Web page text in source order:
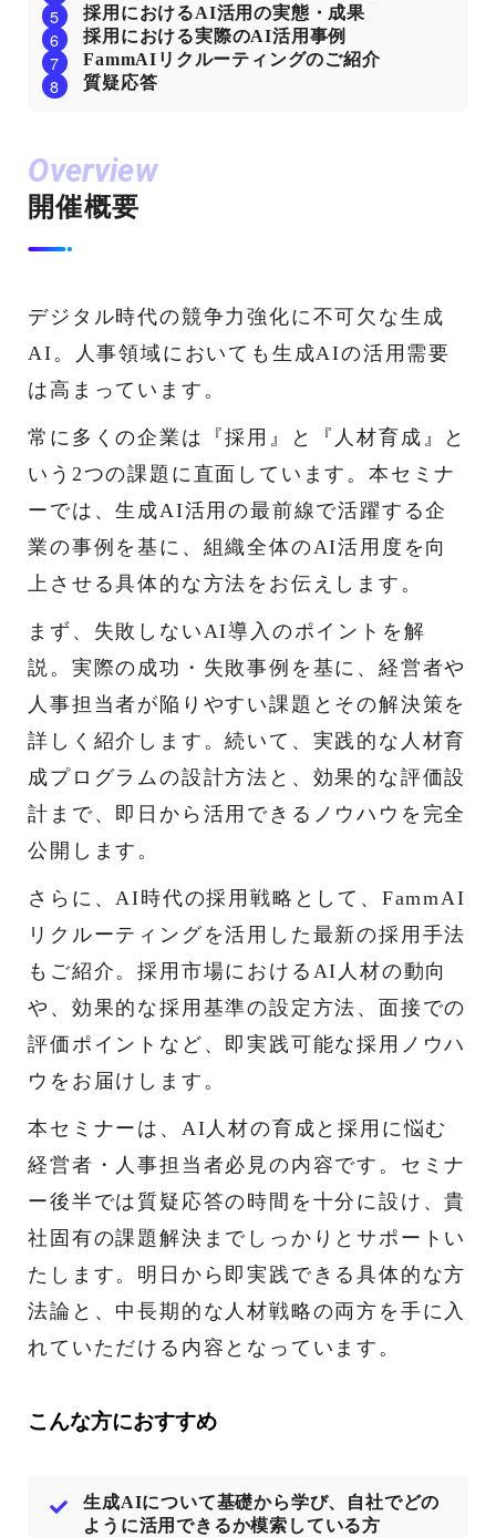
採用におけるAI活用の実態・成果
採用における実際のAI活用事例
FammAIリクルーティングのご紹介
質疑応答
Overview
開催概要
デジタル時代の競争力強化に不可欠な生成
AI。人事領域においても生成AIの活用需要
は高まっています。
常に多くの企業は『採用』と『人材育成』と
いう2つの課題に直面しています。本セミナ
ーでは、生成AI活用の最前線で活躍する企
業の事例を基に、組織全体のAI活用度を向
上させる具体的な方法をお伝えします。
まず、失敗しないAI導入のポイントを解
説。実際の成功・失敗事例を基に、経営者や
人事担当者が陥りやすい課題とその解決策を
詳しく紹介します。続いて、実践的な人材育
成プログラムの設計方法と、効果的な評価設
計まで、即日から活用できるノウハウを完全
公開します。
さらに、AI時代の採用戦略として、FammAI
リクルーティングを活用した最新の採用手法
もご紹介。採用市場におけるAI人材の動向
や、効果的な採用基準の設定方法、面接での
評価ポイントなど、即実践可能な採用ノウハ
ウをお届けします。
本セミナーは、AI人材の育成と採用に悩む
経営者・人事担当者必見の内容です。セミナ
ー後半では質疑応答の時間を十分に設け、貴
社固有の課題解決までしっかりとサポートい
たします。明日から即実践できる具体的な方
法論と、中長期的な人材戦略の両方を手に入
れていただける内容となっています。
こんな方におすすめ
生成AIについて基礎から学び、自社でどの
ように活用できるか模索している方